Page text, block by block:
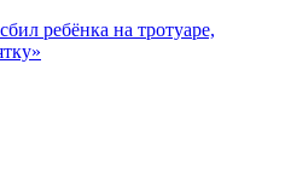
ребёнка на тротуаре,